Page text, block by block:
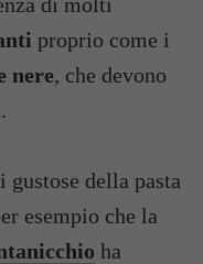
proprio come i
nere, che devono
della pasta
esempio che la
ha